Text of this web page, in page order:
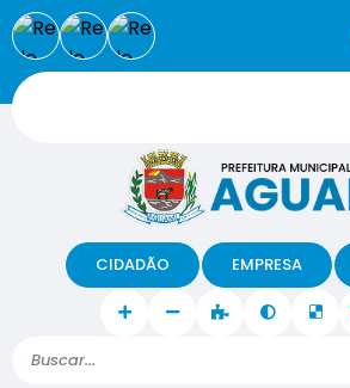
Buscar...
CIDADÃO EMPRESA